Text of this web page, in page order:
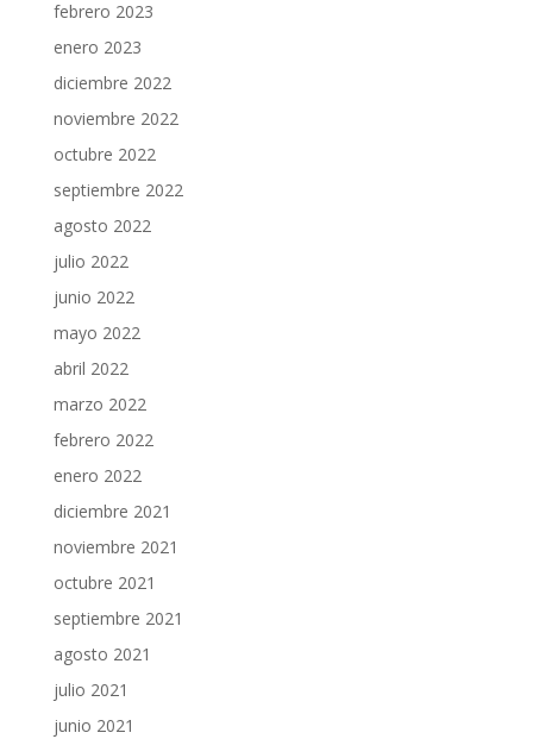
febrero 2023
enero 2023
diciembre 2022
noviembre 2022
octubre 2022
septiembre 2022
agosto 2022
julio 2022
junio 2022
mayo 2022
abril 2022
marzo 2022
febrero 2022
enero 2022
diciembre 2021
noviembre 2021
octubre 2021
septiembre 2021
agosto 2021
julio 2021
junio 2021